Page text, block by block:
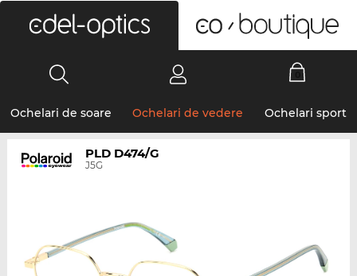
Ochelari de soare Ochelari de vedere Ochelari sport
PLD D474/G
J5G